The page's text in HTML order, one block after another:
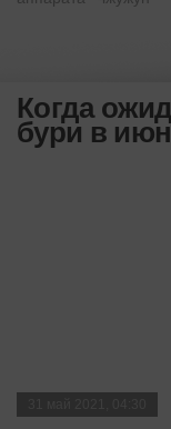
Когда
бури в